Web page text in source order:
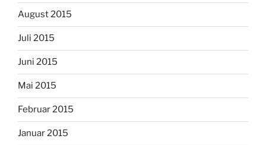
August 2015
Juli 2015
Juni 2015
Mai 2015
Februar 2015
Januar 2015